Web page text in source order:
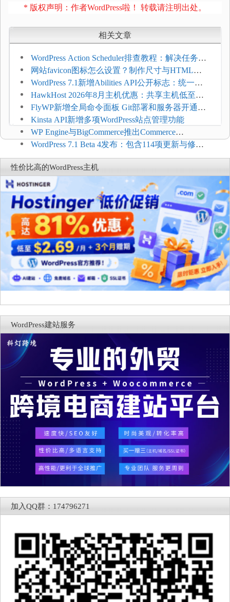
* 版权声明：作者WordPress啦！ 转载请注明出处。
相关文章
WordPress Action Scheduler排查教程：解决任务积
压和订单延迟
网站favicon图标怎么设置？制作尺寸与HTML添
加方法
WordPress 7.1新增Abilities API公开标志：统一支
持REST API、MCP与AI代理
HawkHost 2026年8月主机优惠：共享主机低至
$2.61/月，高性能主机同步折扣
FlyWP新增全局命令面板 Git部署和服务器开通更
方便
Kinsta API新增多项WordPress站点管理功能
WP Engine与BigCommerce推出Commerce
Connect：WordPress商店可保留前台体验并扩展电
商能力
WordPress 7.1 Beta 4发布：包含114项更新与修
复，仅建议在测试环境体验
性价比高的WordPress主机
WordPress建站服务
加入QQ群：174796271